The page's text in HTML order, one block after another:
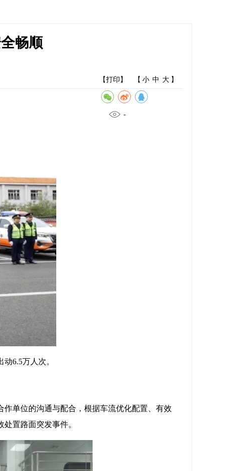
畅顺
【打印】 【 小 中 大 】
-
6.5万人次。
单位的沟通与配合，根据车流优化配置、有效
置路面突发事件。